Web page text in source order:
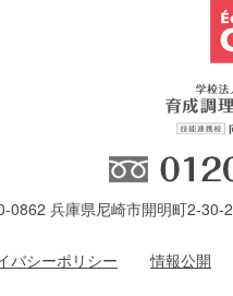
0862 兵庫県尼崎市開明町2-30-2
バシーポリシー 情報公開